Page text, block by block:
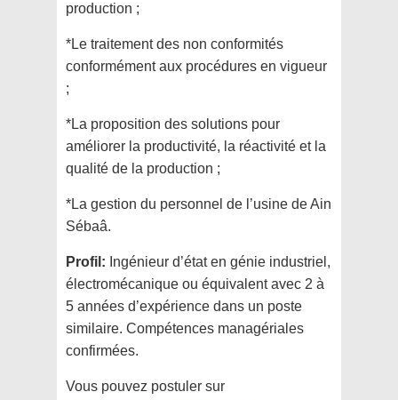
production ;
*Le traitement des non conformités
conformément aux procédures en vigueur
;
*La proposition des solutions pour
améliorer la productivité, la réactivité et la
qualité de la production ;
*La gestion du personnel de l’usine de Ain
Sébaâ.
Profil: Ingénieur d’état en génie industriel,
électromécanique ou équivalent avec 2 à
5 années d’expérience dans un poste
similaire. Compétences managériales
confirmées.
Vous pouvez postuler sur